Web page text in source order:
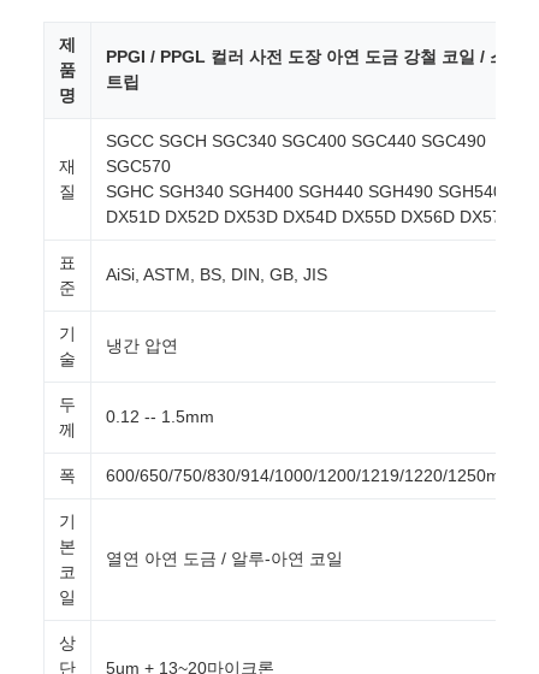
제
품
명
PPGI / PPGL 컬러 사전 도장 아연 도금 강철 코일 / 스
트립
재
질
SGCC SGCH SGC340 SGC400 SGC440 SGC490
SGC570
SGHC SGH340 SGH400 SGH440 SGH490 SGH540
DX51D DX52D DX53D DX54D DX55D DX56D DX57D
표
준
AiSi, ASTM, BS, DIN, GB, JIS
기
술
냉간 압연
두
께
0.12 -- 1.5mm
폭 600/650/750/830/914/1000/1200/1219/1220/1250mm
기
본
코
일
열연 아연 도금 / 알루-아연 코일
상
단
5um + 13~20마이크론